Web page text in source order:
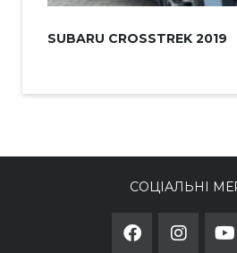
SUBARU CROSSTREK 2019
СОЦІАЛЬНІ